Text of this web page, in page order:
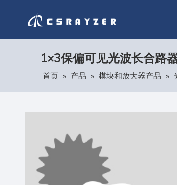
1×3保偏可见光波长合路
首页 » 产品 » 模块和放大器产品 »